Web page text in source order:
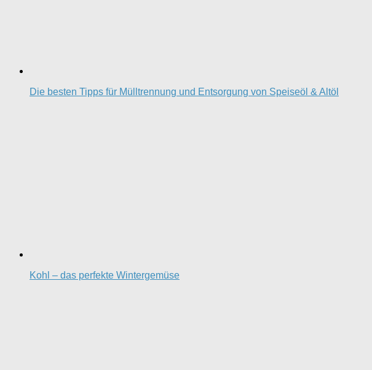
Die besten Tipps für Mülltrennung und Entsorgung von Speiseöl & Altöl
Kohl – das perfekte Wintergemüse